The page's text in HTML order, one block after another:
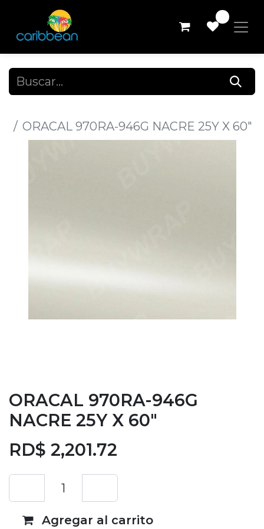
ORACAL 970RA-946G NACRE 25Y X 60"
ORACAL 970RA-946G
NACRE 25Y X 60"
RD$ 2,201.72
Agregar al carrito